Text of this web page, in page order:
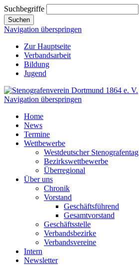
Suchbegriffe
Suchen
Navigation überspringen
Zur Hauptseite
Verbandsarbeit
Bildung
Jugend
Navigation überspringen
Home
News
Termine
Wettbewerbe
Westdeutscher Stenografentag
Bezirkswettbewerbe
Überregional
Über uns
Chronik
Vorstand
Geschäftsführend
Gesamtvorstand
Geschäftsstelle
Verbandsbezirke
Verbandsvereine
Intern
Newsletter